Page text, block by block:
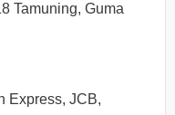
Tamuning, Guma
Express, JCB,